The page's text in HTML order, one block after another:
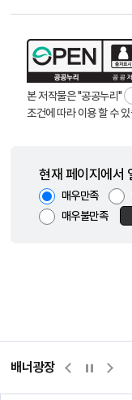
본 저작물은 "공공누리"
조건에 따라 이용 할 수
현재 페이지에서
매우만족
매우불만족
배너광장
량바로처리센터 위